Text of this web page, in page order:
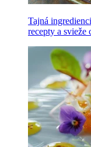
Tajná
recepty a svieže